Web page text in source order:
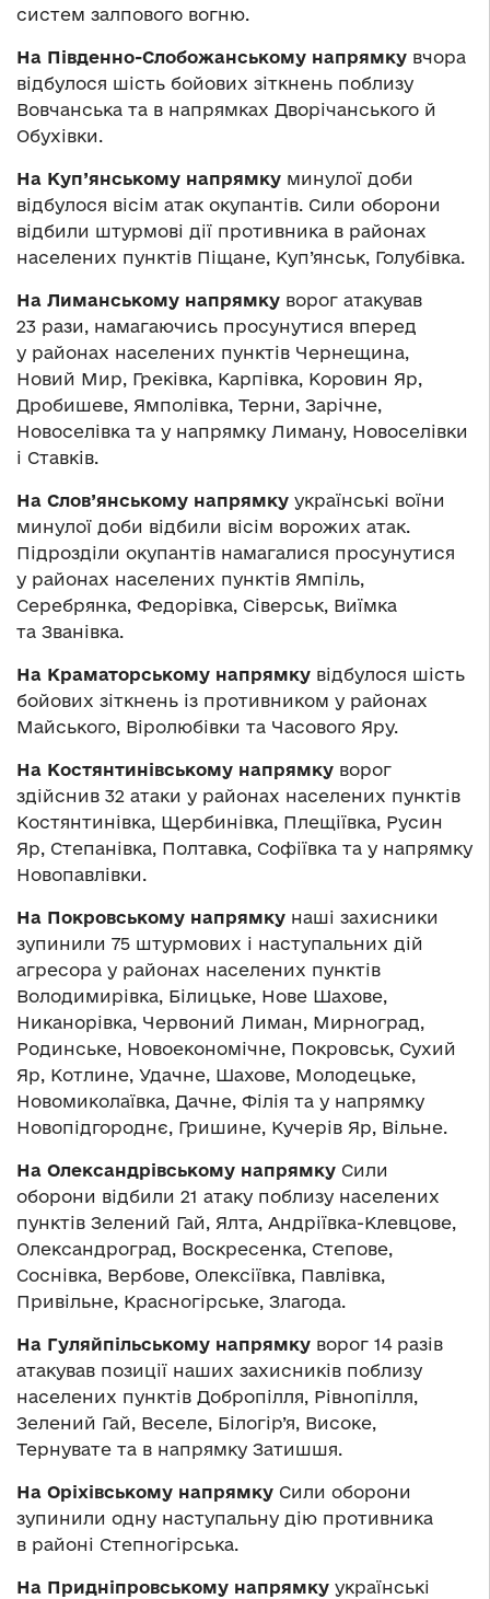
систем залпового вогню.
На Південно-Слобожанському напрямку вчора
відбулося шість бойових зіткнень поблизу
Вовчанська та в напрямках Дворічанського й
Обухівки.
На Куп’янському напрямку минулої доби
відбулося вісім атак окупантів. Сили оборони
відбили штурмові дії противника в районах
населених пунктів Піщане, Куп’янськ, Голубівка.
На Лиманському напрямку ворог атакував
23 рази, намагаючись просунутися вперед
у районах населених пунктів Чернещина,
Новий Мир, Греківка, Карпівка, Коровин Яр,
Дробишеве, Ямполівка, Терни, Зарічне,
Новоселівка та у напрямку Лиману, Новоселівки
і Ставків.
На Слов’янському напрямку українські воїни
минулої доби відбили вісім ворожих атак.
Підрозділи окупантів намагалися просунутися
у районах населених пунктів Ямпіль,
Серебрянка, Федорівка, Сіверськ, Виїмка
та Званівка.
На Краматорському напрямку відбулося шість
бойових зіткнень із противником у районах
Майського, Віролюбівки та Часового Яру.
На Костянтинівському напрямку ворог
здійснив 32 атаки у районах населених пунктів
Костянтинівка, Щербинівка, Плещіївка, Русин
Яр, Степанівка, Полтавка, Софіївка та у напрямку
Новопавлівки.
На Покровському напрямку наші захисники
зупинили 75 штурмових і наступальних дій
агресора у районах населених пунктів
Володимирівка, Білицьке, Нове Шахове,
Никанорівка, Червоний Лиман, Мирноград,
Родинське, Новоекономічне, Покровськ, Сухий
Яр, Котлине, Удачне, Шахове, Молодецьке,
Новомиколаївка, Дачне, Філія та у напрямку
Новопідгороднє, Гришине, Кучерів Яр, Вільне.
На Олександрівському напрямку Сили
оборони відбили 21 атаку поблизу населених
пунктів Зелений Гай, Ялта, Андріївка-Клевцове,
Олександроград, Воскресенка, Степове,
Соснівка, Вербове, Олексіївка, Павлівка,
Привільне, Красногірське, Злагода.
На Гуляйпільському напрямку ворог 14 разів
атакував позиції наших захисників поблизу
населених пунктів Добропілля, Рівнопілля,
Зелений Гай, Веселе, Білогір’я, Високе,
Тернувате та в напрямку Затишшя.
На Оріхівському напрямку Сили оборони
зупинили одну наступальну дію противника
в районі Степногірська.
На Придніпровському напрямку українські